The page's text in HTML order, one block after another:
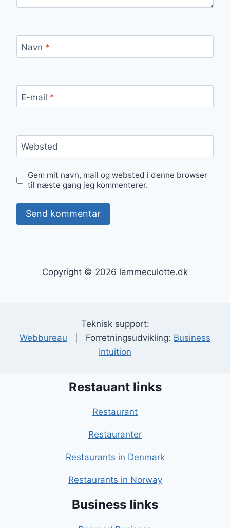
Navn *
E-mail *
Websted
Gem mit navn, mail og websted i denne browser
til næste gang jeg kommenterer.
Copyright © 2026 lammeculotte.dk
Teknisk support:
Webbureau | Forretningsudvikling: Business
Intuition
Restauant links
Restaurant
Restauranter
Restaurants in Denmark
Restaurants in Norway
Business links